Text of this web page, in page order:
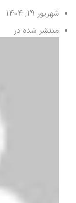
شهریور 29, 1404
منتشر شده در